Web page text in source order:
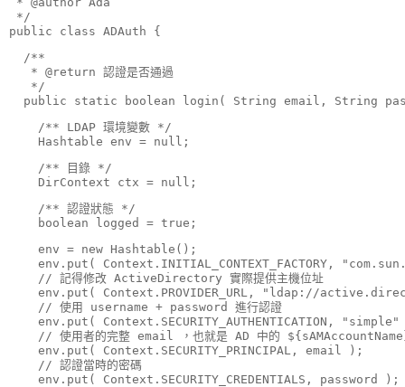
public class ADAuth {
  /**
   * @
return 認證是否通過
   */
public
static boolean login( String email, String
    /** LDAP 環境變數 */
    Hashtable env =
null ;
    /** 目錄 */
    DirContext ctx =
null ;
    /** 認證狀態 */
boolean logged = true ;
    env =
new Hashtable();
    env.put( Context.INITIAL_CONTEXT_FACTORY,
    // 記得修改 ActiveDirectory 實際提供主機位址
    env.put( Context.PROVIDER_URL,
"ldap://
    // 使用 username + password 進行認證
    env.put( Context.SECURITY_AUTHENTICATION,
"simple"
// 使用者的完整 email ，也就是 AD 中的
    env.put( Context.SECURITY_PRINCIPAL, email );
    // 認證當時的密碼
    env.put( Context.SECURITY_CREDENTIALS, password );